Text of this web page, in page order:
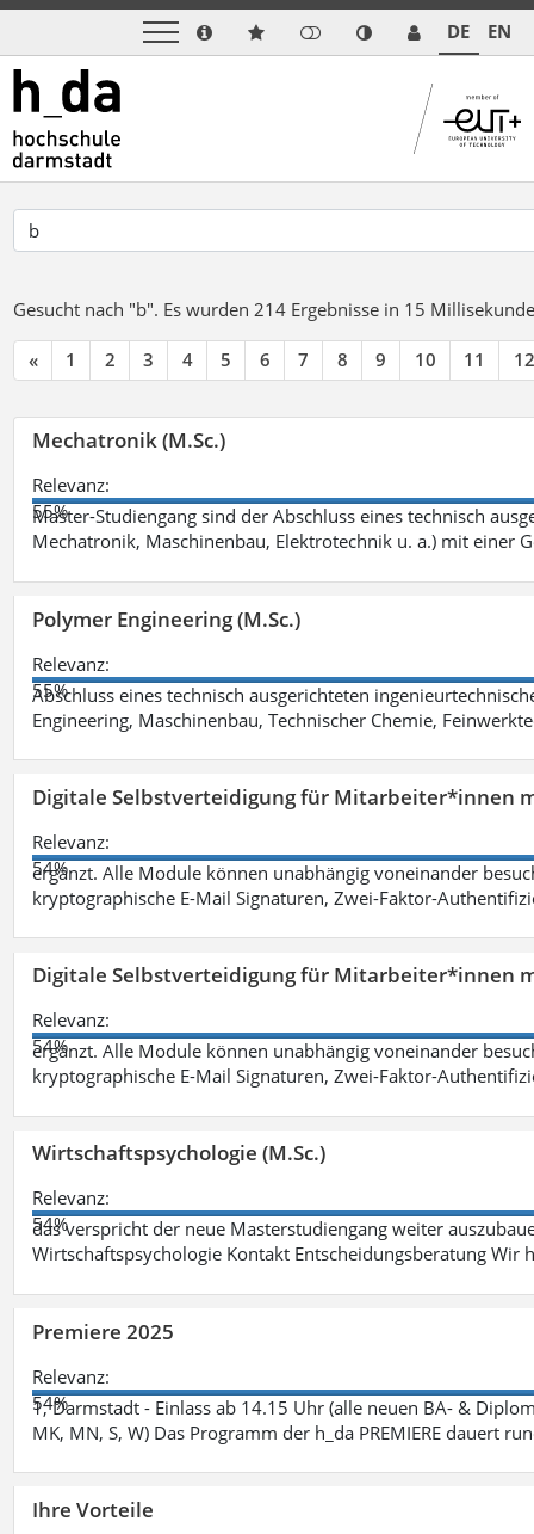
DE EN
Gesucht nach "b". Es wurden 214 Ergebnisse in 15
« 1 2 3 4 5 6 7 8 9 10 11 12
Mechatronik (M.Sc.)
Relevanz:
55%
Master-Studiengang sind der Abschluss eines technisch
Mechatronik, Maschinenbau, Elektrotechnik u. a.) mit einer
Polymer Engineering (M.Sc.)
Relevanz:
55%
Abschluss eines technisch ausgerichteten
Engineering, Maschinenbau, Technischer Chemie,
Digitale Selbstverteidigung für Mitarbeiter*innen
Relevanz:
54%
ergänzt. Alle Module können unabhängig voneinander
kryptographische E-Mail Signaturen, Zwei-Faktor-
Digitale Selbstverteidigung für Mitarbeiter*innen
Relevanz:
54%
ergänzt. Alle Module können unabhängig voneinander
kryptographische E-Mail Signaturen, Zwei-Faktor-
Wirtschaftspsychologie (M.Sc.)
Relevanz:
54%
das verspricht der neue Masterstudiengang weiter
Wirtschaftspsychologie Kontakt Entscheidungsberatung Wir
Premiere 2025
Relevanz:
54%
1, Darmstadt - Einlass ab 14.15 Uhr (alle neuen BA- &
MK, MN, S, W) Das Programm der h_da PREMIERE dauert
Ihre Vorteile